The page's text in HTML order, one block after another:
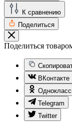
К сравнению
Поделиться
Поделиться
ВКонтакте
Telegram
Twitter